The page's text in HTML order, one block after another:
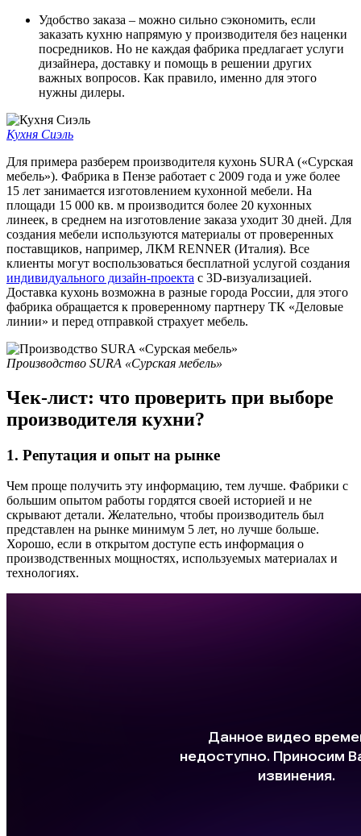
Удобство заказа – можно сильно сэкономить, если
заказать кухню напрямую у производителя без наценки
посредников. Но не каждая фабрика предлагает услуги
дизайнера, доставку и помощь в решении других
важных вопросов. Как правило, именно для этого
нужны дилеры.
Кухня Сиэль
Для примера разберем производителя кухонь SURA («Сурская
мебель»). Фабрика в Пензе работает с 2009 года и уже более
15 лет занимается изготовлением кухонной мебели. На
площади 15 000 кв. м производится более 20 кухонных
линеек, в среднем на изготовление заказа уходит 30 дней. Для
создания мебели используются материалы от проверенных
поставщиков, например, ЛКМ RENNER (Италия). Все
клиенты могут воспользоваться бесплатной услугой создания
индивидуального дизайн-проекта с 3D-визуализацией.
Доставка кухонь возможна в разные города России, для этого
фабрика обращается к проверенному партнеру ТК «Деловые
линии» и перед отправкой страхует мебель.
Производство SURA «Сурская мебель»
Чек-лист: что проверить при выборе
производителя кухни?
1. Репутация и опыт на рынке
Чем проще получить эту информацию, тем лучше. Фабрики с
большим опытом работы гордятся своей историей и не
скрывают детали. Желательно, чтобы производитель был
представлен на рынке минимум 5 лет, но лучше больше.
Хорошо, если в открытом доступе есть информация о
производственных мощностях, используемых материалах и
технологиях.